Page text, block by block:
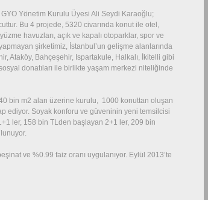
GYO Yönetim Kurulu Üyesi Ali Seydi Karaoğlu;
Bu 4 projede, 5320 civarında konut ile otel,
havuzları, açık ve kapalı otoparklar, spor ve
şirketimiz, İstanbul’un gelişme alanlarında
Ataköy, Bahçeşehir, Ispartakule, Halkalı, İkitelli gibi
donatıları ile birlikte yaşam merkezi niteliğinde
bin m2 alan üzerine kurulu, 1000 konuttan oluşan
ediyor. Soyak konforu ve güveninin yeni temsilcisi
ler, 158 bin TLden başlayan 2+1 ler, 209 bin
ve %0.99 faiz oranı uygulanıyor. Eylül 2013’te